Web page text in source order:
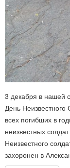
3 декабря в нашей
День Неизвестного
всех погибших в
неизвестных
Неизвестного
захоронен в